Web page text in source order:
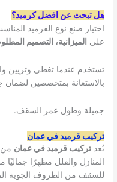
هل تبحث عن افضل كرميد؟
اختيار صنع نوع القرميد
على الميزانية، التصميم
تستخدم عندما تغطي وتزيين
بالاستعانة بمتخصصين لضمان
جميلة وطول عمر السقف.
تركيب قرميد في عمان
يُعدتركيب قرميد في عمان من
المنازل والفلل مظهرًا جماليًا
للسقف من الظروف الجوية